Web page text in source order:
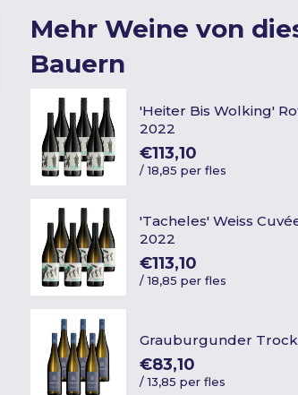
Mehr Weine von
Bauern
'Heiter Bis Wolking'
2022
€113,10
/18,85 per fles
'Tacheles' Weiss
2022
€113,10
/18,85 per fles
Grauburgunder
€83,10
/13,85 per fles